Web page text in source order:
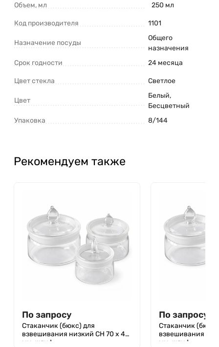
Объем, мл 250 мл
Код производителя 1101
Назначение посуды
Общего
назначения
Срок годности
24 месяца
Цвет стекла Светлое
Цвет
Белый,
Бесцветный
Упаковка
8/144
Рекомендуем также
По запросу
Стаканчик (бюкс) для
взвешивания низкий СН 70 х 40
мм, шлиф
По запросу
Стаканчик
взвешивания
мм, шлиф